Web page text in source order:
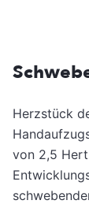
Herzstück
von 2,5